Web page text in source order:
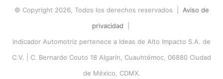
© Copyright 2026, Todos los derechos reservados | Aviso de
privacidad
Indicador Automotriz pertenece a Ideas de Alto Impacto S.A. de
C.V. | C. Bernardo Couto 18 Algarín, Cuauhtémoc, 06880 Ciudad
de México, CDMX.